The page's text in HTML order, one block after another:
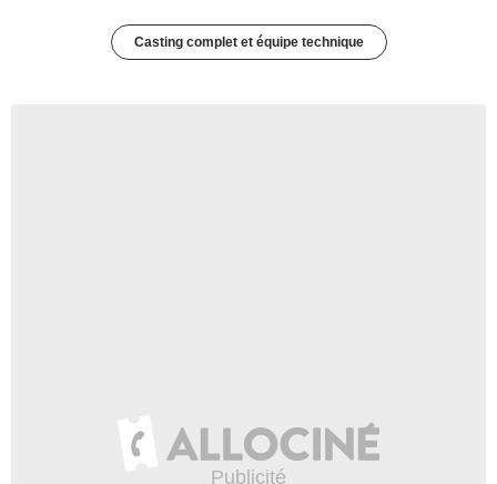
Casting complet et équipe technique